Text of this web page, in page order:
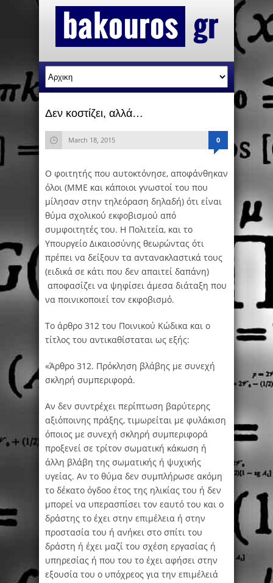
Δεν κοστίζει, αλλά…
March 18, 2015 0
Ο φοιτητής που αυτοκτόνησε, αποφάνθηκαν
όλοι (ΜΜΕ και κάποιοι γνωστοί του που
μίλησαν στην τηλεόραση δηλαδή) ότι είναι
θύμα σχολικού εκφοβισμού από
συμφοιτητές του. Η Πολιτεία, και το
Υπουργείο Δικαιοσύνης θεωρώντας ότι
πρέπει να δείξουν τα αντανακλαστικά τους
(ειδικά σε κάτι που δεν απαιτεί δαπάνη)
αποφασίζει να ψηφίσει άμεσα διάταξη που
να ποινικοποιεί τον εκφοβισμό.
Το άρθρο 312 του Ποινικού Κώδικα και ο
τίτλος του αντικαθίσταται ως εξής:
«Άρθρο 312. Πρόκληση βλάβης με συνεχή
σκληρή συμπεριφορά.
Αν δεν συντρέχει περίπτωση βαρύτερης
αξιόποινης πράξης, τιμωρείται με φυλάκιση
όποιος με συνεχή σκληρή συμπεριφορά
προξενεί σε τρίτον σωματική κάκωση ή
άλλη βλάβη της σωματικής ή ψυχικής
υγείας. Αν το θύμα δεν συμπλήρωσε ακόμη
το δέκατο όγδοο έτος της ηλικίας του ή δεν
μπορεί να υπερασπίσει τον εαυτό του και ο
δράστης το έχει στην επιμέλεια ή στην
προστασία του ή ανήκει στο σπίτι του
δράστη ή έχει μαζί του σχέση εργασίας ή
υπηρεσίας ή που του το έχει αφήσει στην
εξουσία του ο υπόχρεος για την επιμέλειά